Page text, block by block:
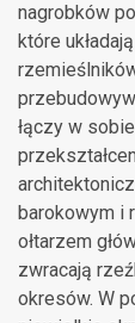
nagrobków
które
łączy w
barokowym i
ołtarzem
zwracają
okresów. W